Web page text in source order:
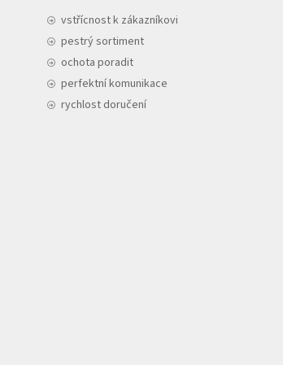
vstřícnost k zákazníkovi
pestrý sortiment
ochota poradit
perfektní komunikace
rychlost doručení